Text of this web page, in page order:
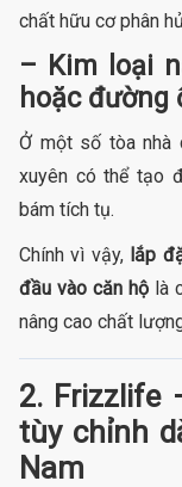
chất hữu cơ phân
– Kim loại
hoặc đường
Ở một số tòa nhà
xuyên có thể tạo
bám tích tụ.
Chính vì vậy, lắp
đầu vào căn hộ là
nâng cao chất
2. Frizzlife
tùy chỉnh
Nam